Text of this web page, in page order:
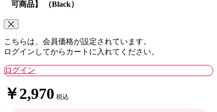
可商品】 （Black）
こちらは、会員価格が設定されています。
ログインしてからカートに入れてください。
ログイン
￥2,970 税込